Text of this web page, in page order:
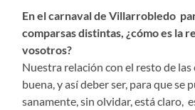
En el carnaval de Villarrobledo
comparsas distintas, ¿cómo es la
vosotros?
Nuestra relación con el resto de las
buena, y así deber ser, para que se
sanamente, sin olvidar, está claro,